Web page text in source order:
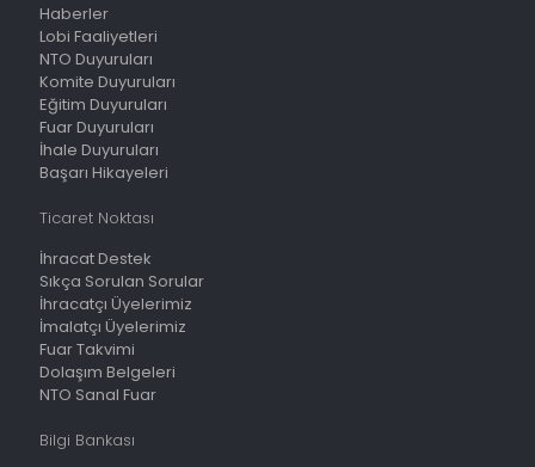
Haberler
Lobi Faaliyetleri
NTO Duyuruları
Komite Duyuruları
Eğitim Duyuruları
Fuar Duyuruları
İhale Duyuruları
Başarı Hikayeleri
Ticaret Noktası
İhracat Destek
Sıkça Sorulan Sorular
İhracatçı Üyelerimiz
İmalatçı Üyelerimiz
Fuar Takvimi
Dolaşım Belgeleri
NTO Sanal Fuar
Bilgi Bankası